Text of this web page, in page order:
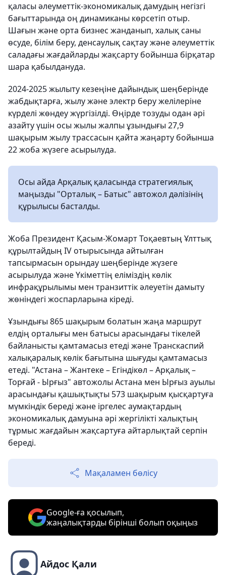
қаласы әлеуметтік-экономикалық дамудың негізгі
бағыттарында оң динамиканы көрсетіп отыр.
Шағын және орта бизнес жанданып, халық саны
өсуде, білім беру, денсаулық сақтау және әлеуметтік
саладағы жағдайларды жақсарту бойынша бірқатар
шара қабылдануда.
2024-2025 жылыту кезеңіне дайындық шеңберінде
жабдықтарға, жылу және электр беру желілеріне
күрделі жөндеу жүргізілді. Өңірде тозуды одан әрі
азайту үшін осы жылы жалпы ұзындығы 27,9
шақырым жылу трассасын қайта жаңарту бойынша
22 жоба жүзеге асырылуда.
Осы айда Арқалық қаласында стратегиялық
маңызды "Орталық – Батыс" автожол дәлізінің
құрылысы басталды.
Жоба Президент Қасым-Жомарт Тоқаевтың Ұлттық
құрылтайдың IV отырысында айтылған
тапсырмасын орындау шеңберінде жүзеге
асырылуда және Үкіметтің еліміздің көлік
инфрақұрылымы мен транзиттік әлеуетін дамыту
жөніндегі жоспарларына кіреді.
Ұзындығы 865 шақырым болатын жаңа маршрут
елдің орталығы мен батысы арасындағы тікелей
байланысты қамтамасыз етеді және Транскаспий
халықаралық көлік бағытына шығуды қамтамасыз
етеді. "Астана – Жантеке – Егіндікөл – Арқалық –
Торғай - Ырғыз" автожолы Астана мен Ырғыз ауылы
арасындағы қашықтықты 573 шақырым қысқартуға
мүмкіндік береді және іргелес аумақтардың
экономикалық дамуына әрі жергілікті халықтың
тұрмыс жағдайын жақсартуға айтарлықтай серпін
береді.
Мақаламен бөлісу
Google-ға қосылып,
жаңалықтарды бірінші болып оқыңыз
Айдос Қали